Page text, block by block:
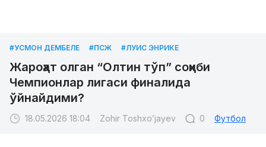
#УСМОН ДЕМБЕЛЕ #ПСЖ #ЛУИС ЭНРИКЕ
Жароҳат олган “Олтин тўп” соҳиби
Чемпионлар лигаси финалида
ўйнайдими?
18.05.2026 18:04 Zohir Toshxo’jayev 0 Футбол